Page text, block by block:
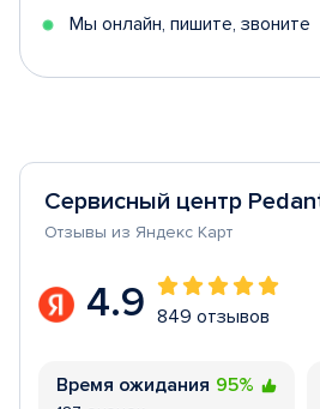
Мы онлайн, пишите, звоните
Сервисный центр
Отзывы из Яндекс Карт
4.9 849 отзывов
Время ожидания 95%